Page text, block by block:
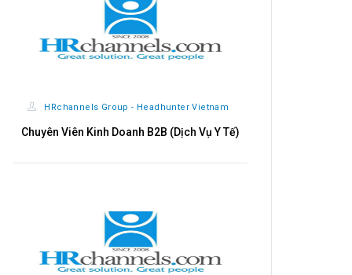
HRchannels Group - Headhunter Vietnam
Chuyên Viên Kinh Doanh B2B (Dịch Vụ Y Tế)